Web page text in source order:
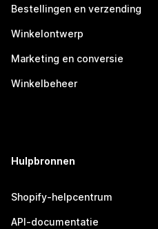
Bestellingen en verzending
Winkelontwerp
Marketing en conversie
Winkelbeheer
Hulpbronnen
Shopify-helpcentrum
API-documentatie